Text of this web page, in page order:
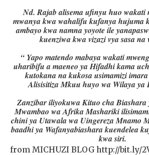
Nd. Rajab alisema ufinyu huo wakati
mwanya kwa wahalifu kufanya hujuma
ambayo kwa namna yoyote ile
kuenziwa kwa vizazi vya sasa na
“ Yapo matendo mabaya wakati
uharibifu a maeneo ya Hifadhi kama
kutokana na kukosa usimamizi
Alisisitiza Mkuu huyo wa Wilaya ya
Zanzibar iliyokuwa Kituo cha Biashara
Mwambao wa Afrika Mashariki
chini ya Utawala wa Uingereza Mnamo
baadhi ya Wafanyabiashara kuendelea
kwa siri.
from MICHUZI BLOG http://bit.ly/